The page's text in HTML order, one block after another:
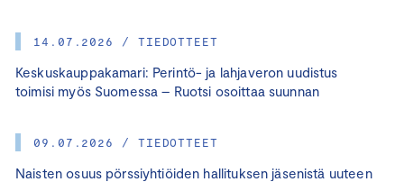
14.07.2026 / TIEDOTTEET
Keskuskauppakamari: Perintö- ja lahjaveron uudistus
toimisi myös Suomessa – Ruotsi osoittaa suunnan
09.07.2026 / TIEDOTTEET
Naisten osuus pörssiyhtiöiden hallituksen jäsenistä uuteen